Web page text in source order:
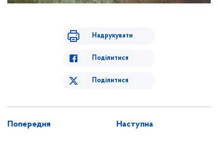
Надрукувати
Поділитися
Поділитися
Попередня Наступна